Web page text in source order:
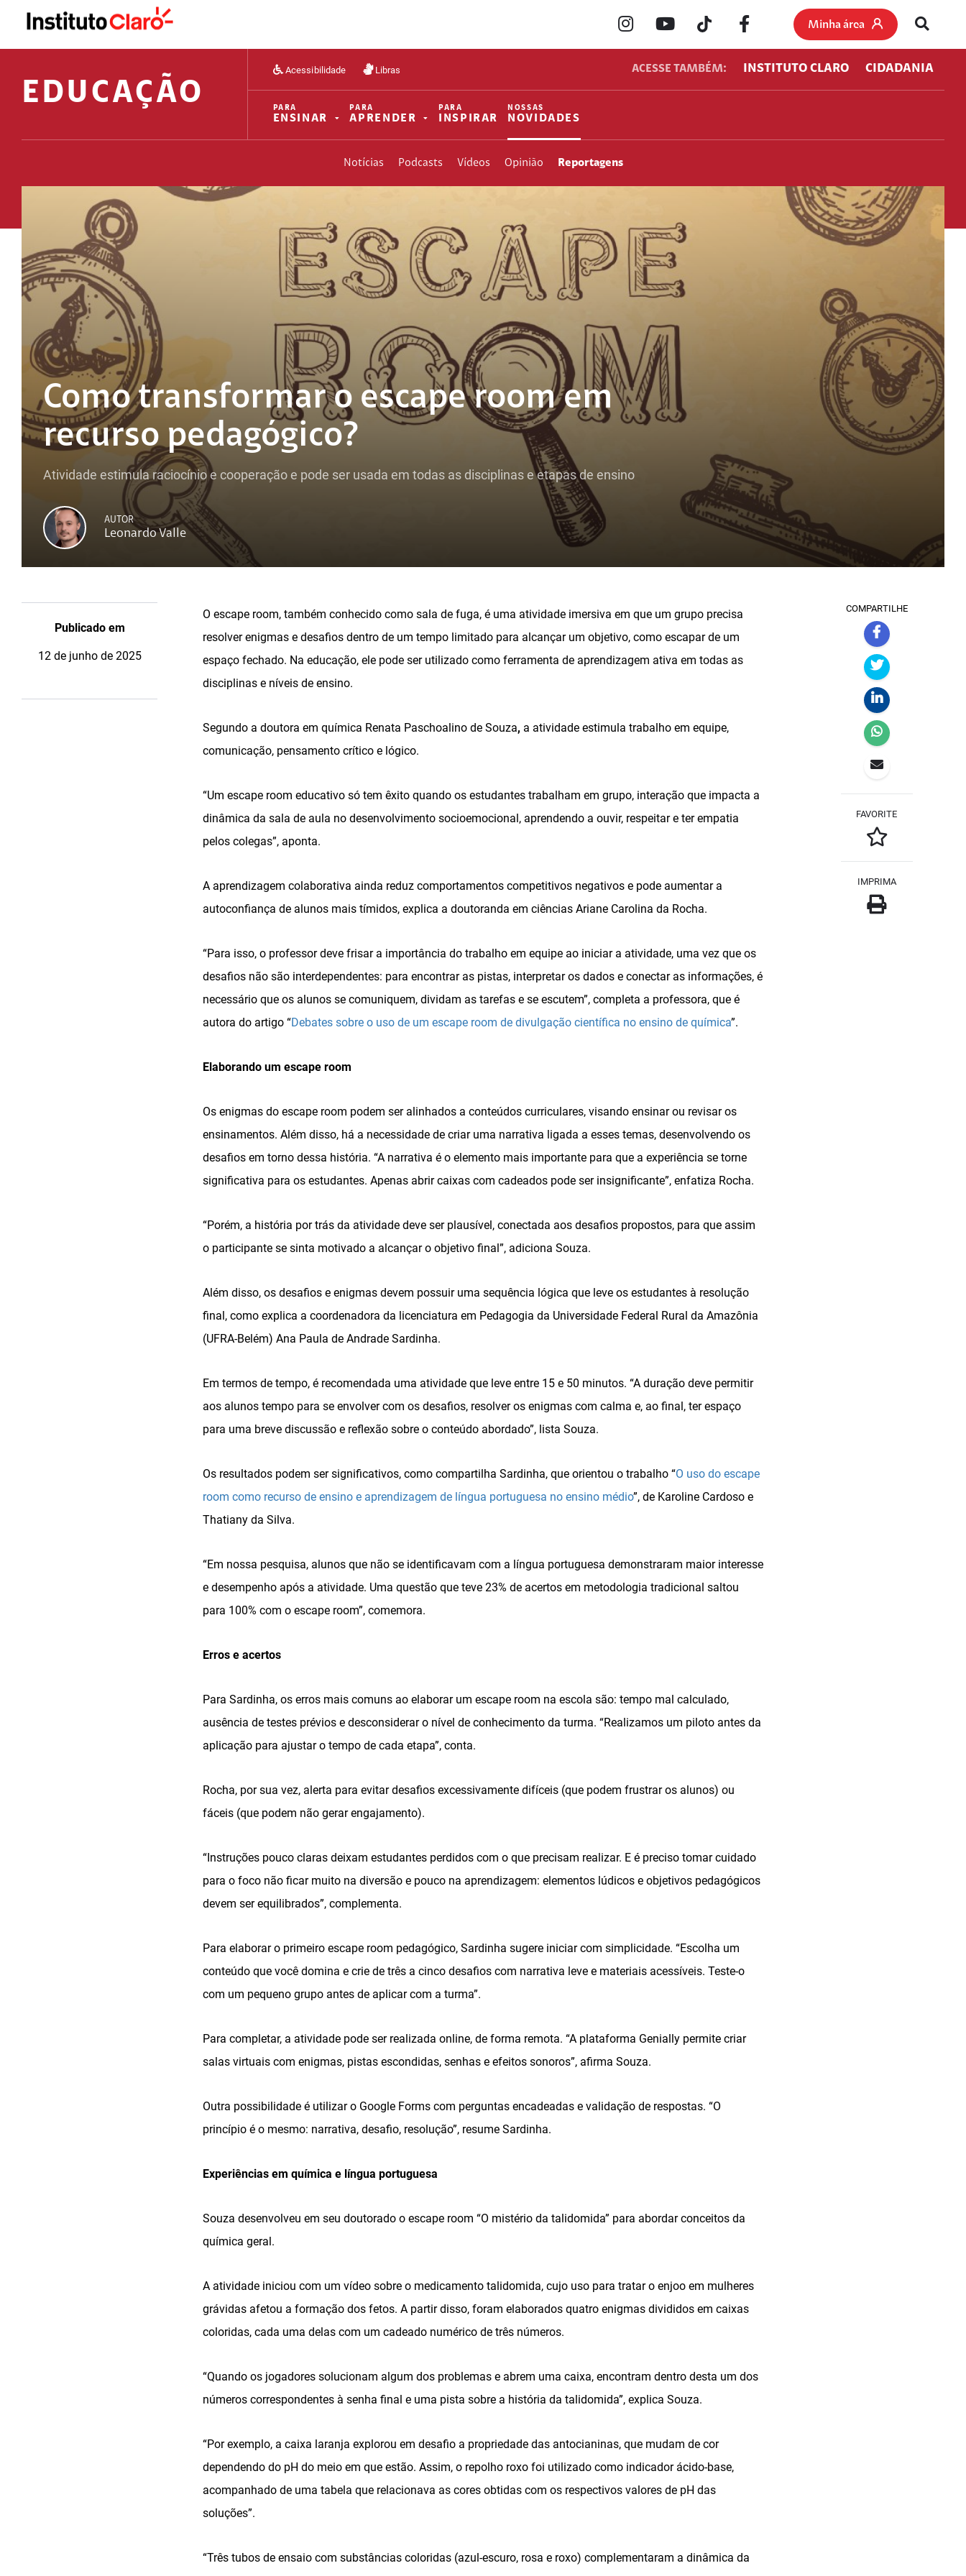
Minha área
EDUCAÇÃO
Acessibilidade Libras ACESSE TAMBÉM: INSTITUTO CLARO CIDADANIA
PARA
ENSINAR
PARA
APRENDER
PARA
INSPIRAR
NOSSAS
NOVIDADES
Notícias Podcasts Vídeos Opinião Reportagens
Como transformar o escape room em
recurso pedagógico?
Atividade estimula raciocínio e cooperação e pode ser usada em todas as disciplinas e etapas de ensino
AUTOR
Leonardo Valle
Publicado em
12 de junho de 2025
O escape room, também conhecido como sala de fuga, é uma atividade imersiva em que um grupo precisa
resolver enigmas e desafios dentro de um tempo limitado para alcançar um objetivo, como escapar de um
espaço fechado. Na educação, ele pode ser utilizado como ferramenta de aprendizagem ativa em todas as
disciplinas e níveis de ensino.
Segundo a doutora em química Renata Paschoalino de Souza, a atividade estimula trabalho em equipe,
comunicação, pensamento crítico e lógico.
“Um escape room educativo só tem êxito quando os estudantes trabalham em grupo, interação que impacta a
dinâmica da sala de aula no desenvolvimento socioemocional, aprendendo a ouvir, respeitar e ter empatia
pelos colegas”, aponta.
A aprendizagem colaborativa ainda reduz comportamentos competitivos negativos e pode aumentar a
autoconfiança de alunos mais tímidos, explica a doutoranda em ciências Ariane Carolina da Rocha.
“Para isso, o professor deve frisar a importância do trabalho em equipe ao iniciar a atividade, uma vez que os
desafios não são interdependentes: para encontrar as pistas, interpretar os dados e conectar as informações, é
necessário que os alunos se comuniquem, dividam as tarefas e se escutem”, completa a professora, que é
autora do artigo “Debates sobre o uso de um escape room de divulgação científica no ensino de química”.
Elaborando um escape room
Os enigmas do escape room podem ser alinhados a conteúdos curriculares, visando ensinar ou revisar os
ensinamentos. Além disso, há a necessidade de criar uma narrativa ligada a esses temas, desenvolvendo os
desafios em torno dessa história. “A narrativa é o elemento mais importante para que a experiência se torne
significativa para os estudantes. Apenas abrir caixas com cadeados pode ser insignificante”, enfatiza Rocha.
“Porém, a história por trás da atividade deve ser plausível, conectada aos desafios propostos, para que assim
o participante se sinta motivado a alcançar o objetivo final”, adiciona Souza.
Além disso, os desafios e enigmas devem possuir uma sequência lógica que leve os estudantes à resolução
final, como explica a coordenadora da licenciatura em Pedagogia da Universidade Federal Rural da Amazônia
(UFRA-Belém) Ana Paula de Andrade Sardinha.
Em termos de tempo, é recomendada uma atividade que leve entre 15 e 50 minutos. “A duração deve permitir
aos alunos tempo para se envolver com os desafios, resolver os enigmas com calma e, ao final, ter espaço
para uma breve discussão e reflexão sobre o conteúdo abordado”, lista Souza.
Os resultados podem ser significativos, como compartilha Sardinha, que orientou o trabalho “O uso do escape
room como recurso de ensino e aprendizagem de língua portuguesa no ensino médio”, de Karoline Cardoso e
Thatiany da Silva.
“Em nossa pesquisa, alunos que não se identificavam com a língua portuguesa demonstraram maior interesse
e desempenho após a atividade. Uma questão que teve 23% de acertos em metodologia tradicional saltou
para 100% com o escape room”, comemora.
Erros e acertos
Para Sardinha, os erros mais comuns ao elaborar um escape room na escola são: tempo mal calculado,
ausência de testes prévios e desconsiderar o nível de conhecimento da turma. “Realizamos um piloto antes da
aplicação para ajustar o tempo de cada etapa”, conta.
Rocha, por sua vez, alerta para evitar desafios excessivamente difíceis (que podem frustrar os alunos) ou
fáceis (que podem não gerar engajamento).
“Instruções pouco claras deixam estudantes perdidos com o que precisam realizar. E é preciso tomar cuidado
para o foco não ficar muito na diversão e pouco na aprendizagem: elementos lúdicos e objetivos pedagógicos
devem ser equilibrados”, complementa.
Para elaborar o primeiro escape room pedagógico, Sardinha sugere iniciar com simplicidade. “Escolha um
conteúdo que você domina e crie de três a cinco desafios com narrativa leve e materiais acessíveis. Teste-o
com um pequeno grupo antes de aplicar com a turma”.
Para completar, a atividade pode ser realizada online, de forma remota. “A plataforma Genially permite criar
salas virtuais com enigmas, pistas escondidas, senhas e efeitos sonoros”, afirma Souza.
Outra possibilidade é utilizar o Google Forms com perguntas encadeadas e validação de respostas. “O
princípio é o mesmo: narrativa, desafio, resolução”, resume Sardinha.
Experiências em química e língua portuguesa
Souza desenvolveu em seu doutorado o escape room “O mistério da talidomida” para abordar conceitos da
química geral.
A atividade iniciou com um vídeo sobre o medicamento talidomida, cujo uso para tratar o enjoo em mulheres
grávidas afetou a formação dos fetos. A partir disso, foram elaborados quatro enigmas divididos em caixas
coloridas, cada uma delas com um cadeado numérico de três números.
“Quando os jogadores solucionam algum dos problemas e abrem uma caixa, encontram dentro desta um dos
números correspondentes à senha final e uma pista sobre a história da talidomida”, explica Souza.
“Por exemplo, a caixa laranja explorou em desafio a propriedade das antocianinas, que mudam de cor
dependendo do pH do meio em que estão. Assim, o repolho roxo foi utilizado como indicador ácido-base,
acompanhado de uma tabela que relacionava as cores obtidas com os respectivos valores de pH das
soluções”.
“Três tubos de ensaio com substâncias coloridas (azul-escuro, rosa e roxo) complementaram a dinâmica da
COMPARTILHE
FAVORITE
IMPRIMA